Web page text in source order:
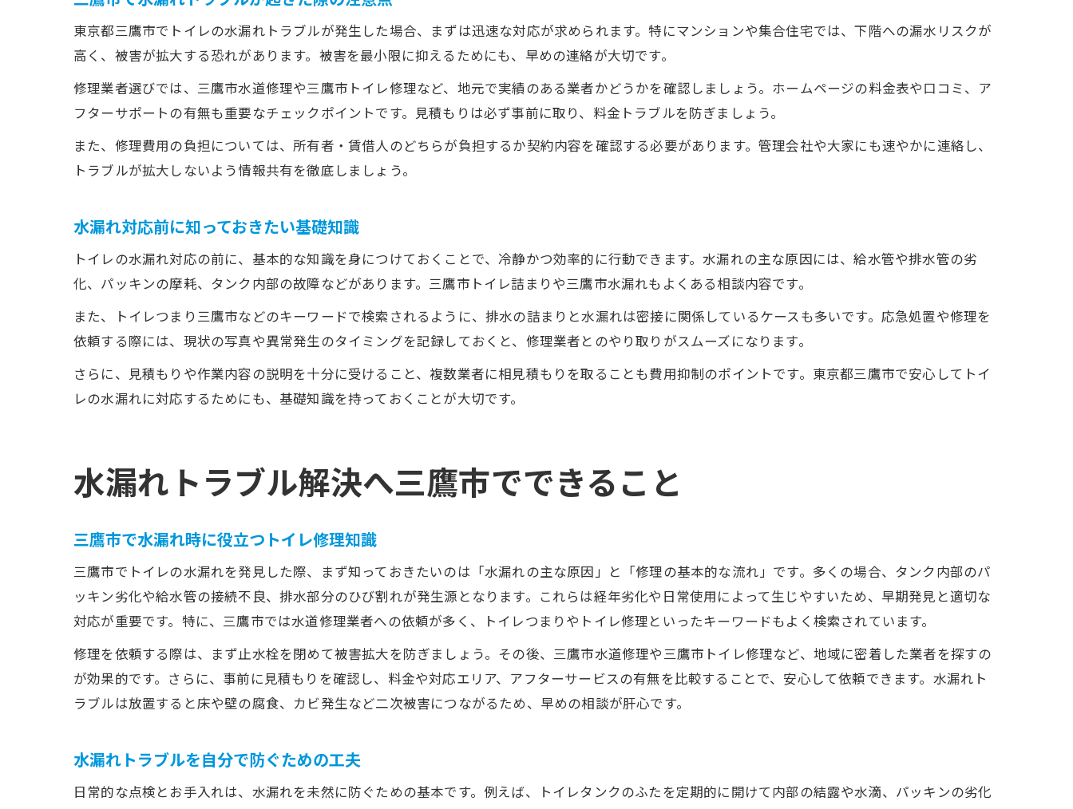
水漏れ相談時の伝え方と情報整理のコツ
緊急時の水漏れ対応窓口と利用ポイント
東京都三鷹市でトイレの水漏れトラブルが発生した場合、まずは迅速な対応が求められます。特にマンションや集合住宅では、下階への漏水リスクが
高く、被害が拡大する恐れがあります。被害を最小限に抑えるためにも、早めの連絡が大切です。
修理業者選びでは、三鷹市水道修理や三鷹市トイレ修理など、地元で実績のある業者かどうかを確認しましょう。ホームページの料金表や口コミ、ア
フターサポートの有無も重要なチェックポイントです。見積もりは必ず事前に取り、料金トラブルを防ぎましょう。
また、修理費用の負担については、所有者・賃借人のどちらが負担するか契約内容を確認する必要があります。管理会社や大家にも速やかに連絡し、
トラブルが拡大しないよう情報共有を徹底しましょう。
水漏れ対応前に知っておきたい基礎知識
トイレの水漏れ対応の前に、基本的な知識を身につけておくことで、冷静かつ効率的に行動できます。水漏れの主な原因には、給水管や排水管の劣
化、パッキンの摩耗、タンク内部の故障などがあります。三鷹市トイレ詰まりや三鷹市水漏れもよくある相談内容です。
また、トイレつまり三鷹市などのキーワードで検索されるように、排水の詰まりと水漏れは密接に関係しているケースも多いです。応急処置や修理を
依頼する際には、現状の写真や異常発生のタイミングを記録しておくと、修理業者とのやり取りがスムーズになります。
さらに、見積もりや作業内容の説明を十分に受けること、複数業者に相見積もりを取ることも費用抑制のポイントです。東京都三鷹市で安心してトイ
レの水漏れに対応するためにも、基礎知識を持っておくことが大切です。
水漏れトラブル解決へ三鷹市でできること
三鷹市で水漏れ時に役立つトイレ修理知識
三鷹市でトイレの水漏れを発見した際、まず知っておきたいのは「水漏れの主な原因」と「修理の基本的な流れ」です。多くの場合、タンク内部のパ
ッキン劣化や給水管の接続不良、排水部分のひび割れが発生源となります。これらは経年劣化や日常使用によって生じやすいため、早期発見と適切な
対応が重要です。特に、三鷹市では水道修理業者への依頼が多く、トイレつまりやトイレ修理といったキーワードもよく検索されています。
修理を依頼する際は、まず止水栓を閉めて被害拡大を防ぎましょう。その後、三鷹市水道修理や三鷹市トイレ修理など、地域に密着した業者を探すの
が効果的です。さらに、事前に見積もりを確認し、料金や対応エリア、アフターサービスの有無を比較することで、安心して依頼できます。水漏れト
ラブルは放置すると床や壁の腐食、カビ発生など二次被害につながるため、早めの相談が肝心です。
水漏れトラブルを自分で防ぐための工夫
日常的な点検とお手入れは、水漏れを未然に防ぐための基本です。例えば、トイレタンクのふたを定期的に開けて内部の結露や水滴、パッキンの劣化